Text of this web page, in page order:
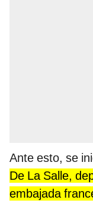
Ante esto, se
De La Salle,
embajada